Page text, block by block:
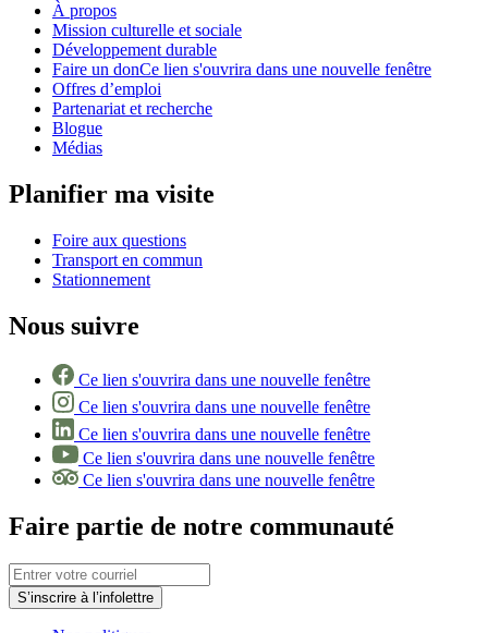
À propos
Mission culturelle et sociale
Développement durable
Faire un donCe lien s'ouvrira dans une nouvelle fenêtre
Offres d’emploi
Partenariat et recherche
Blogue
Médias
Planifier ma visite
Foire aux questions
Transport en commun
Stationnement
Nous suivre
Ce lien s'ouvrira dans une nouvelle fenêtre
Ce lien s'ouvrira dans une nouvelle fenêtre
Ce lien s'ouvrira dans une nouvelle fenêtre
Ce lien s'ouvrira dans une nouvelle fenêtre
Ce lien s'ouvrira dans une nouvelle fenêtre
Faire partie de notre communauté
S’inscrire à l’infolettre